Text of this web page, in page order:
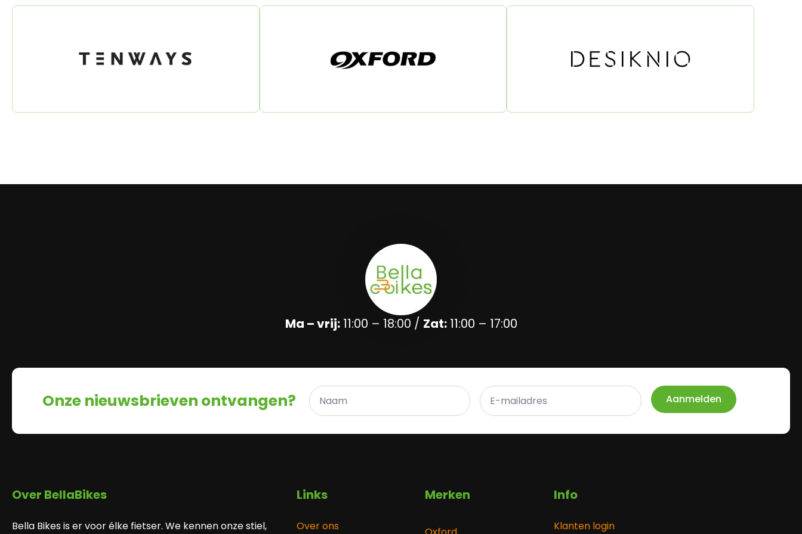
Ma – vrij:11:00 – 18:00 / Zat:11:00 – 17:00
Onze nieuwsbrieven ontvangen?
Naam
*
E-
mailadres
*
Aanmelden
Over BellaBikes
Bella Bikes is er voor élke fietser. We kennen onze stiel,
Links
Over ons
Merken Info
Klanten login